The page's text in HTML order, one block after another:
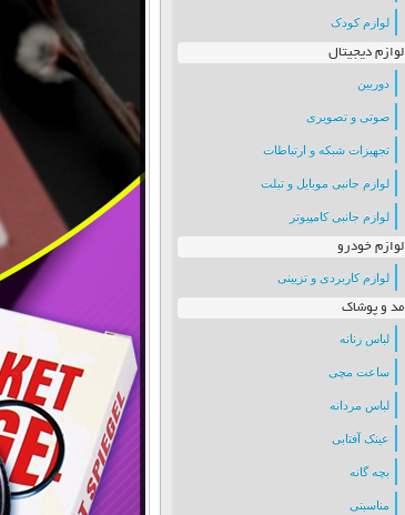
لوازم کودک
لوازم دیجیتال
دوربین
صوتی و تصویری
تجهیزات شبکه و ارتباطات
لوازم جانبی موبایل و تبلت
لوازم جانبی کامپیوتر
لوازم خودرو
لوازم کاربردی و تزیینی
مد و پوشاک
لباس زنانه
ساعت مچی
لباس مردانه
عینک آفتابی
بچه گانه
مناسبتی